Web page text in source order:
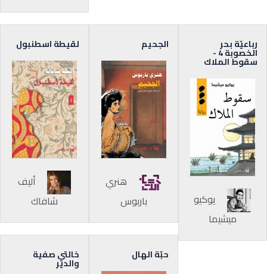
رباعيّة بحر
الخصوبة 4 -
سقوط الملاك
يوكيو
ميشيما
الجحيم
هنري
باربوس
لقيطة اسطنبول
أليف
شافاك
حبّة الهال خالتي صفية
والدير